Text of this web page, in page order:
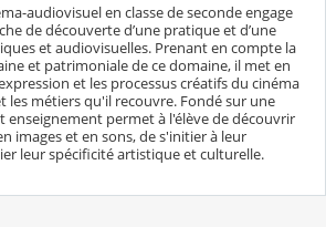
audiovisuel en classe de seconde engage
de découverte d’une pratique et d’une
et audiovisuelles. Prenant en compte la
et patrimoniale de ce domaine, il met en
et les processus créatifs du cinéma
les métiers qu'il recouvre. Fondé sur une
enseignement permet à l'élève de découvrir
images et en sons, de s'initier à leur
leur spécificité artistique et culturelle.